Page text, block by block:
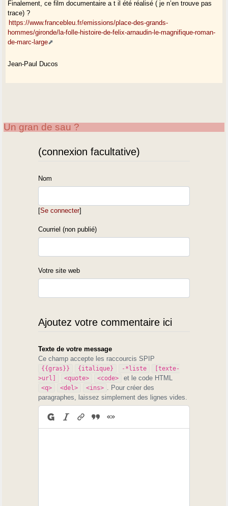
Finalement, ce film documentaire a t il été réalisé ( je n’en trouve pas
trace) ?
https://www.francebleu.fr/emissions/place-des-grands-
hommes/gironde/la-folle-histoire-de-felix-arnaudin-le-magnifique-roman-
de-marc-large
Jean-Paul Ducos
Un gran de sau ?
(connexion facultative)
Nom
[Se connecter]
Courriel (non publié)
Votre site web
Ajoutez votre commentaire ici
Texte de votre message
Ce champ accepte les raccourcis SPIP
{{gras}} {italique} -*liste
[texte-
>url]
<quote> <code> et le code HTML
<q> <del> <ins>
. Pour créer des
paragraphes, laissez simplement des lignes vides.